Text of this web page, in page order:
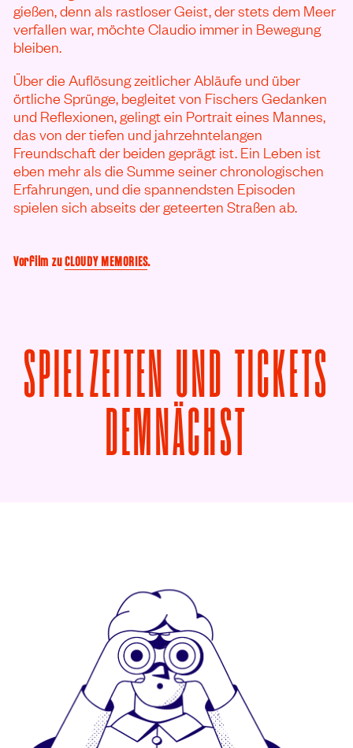
gießen, denn als rastloser Geist, der stets dem Meer
verfallen war, möchte Claudio immer in Bewegung
bleiben.
Über die Auflösung zeitlicher Abläufe und über
örtliche Sprünge, begleitet von Fischers Gedanken
und Reflexionen, gelingt ein Portrait eines Mannes,
das von der tiefen und jahrzehntelangen
Freundschaft der beiden geprägt ist. Ein Leben ist
eben mehr als die Summe seiner chronologischen
Erfahrungen, und die spannendsten Episoden
spielen sich abseits der geteerten Straßen ab.
Vorfilm zuCLOUDY MEMORIES.
SPIELZEITEN UND TICKETS
DEMNÄCHST